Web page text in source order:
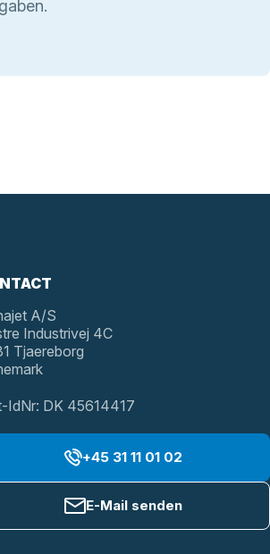
A/S
Industrivej 4C
Tjaereborg
IdNr: DK 45614417
+45 31 11 01 02
E-Mail senden